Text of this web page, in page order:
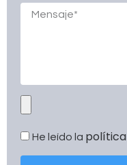
He leído la